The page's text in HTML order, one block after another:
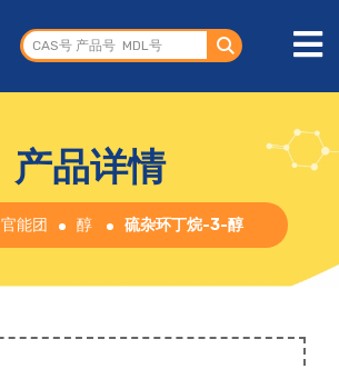
产品详情
官能团 醇 硫杂环丁烷-3-醇